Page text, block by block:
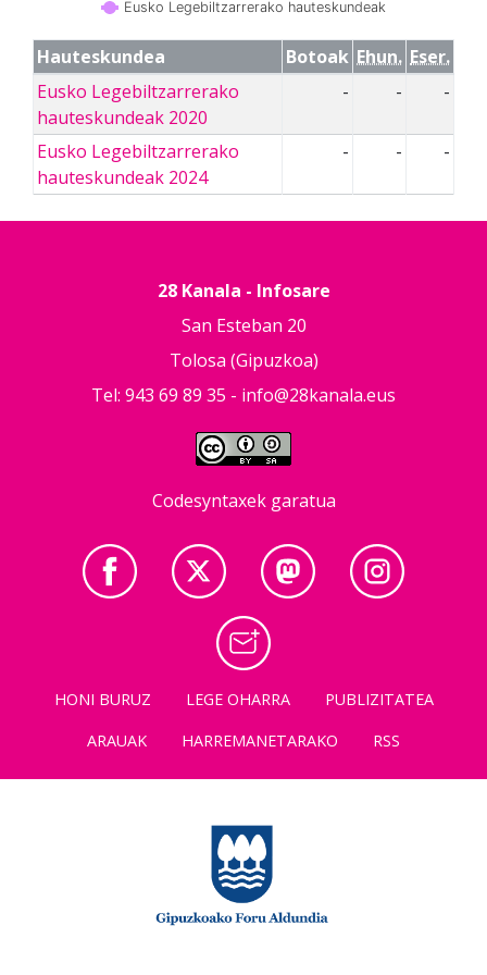
Eusko Legebiltzarrerako hauteskundeak
Hauteskundea Botoak Ehun. Eser.
Eusko Legebiltzarrerako
hauteskundeak 2020
- - -
Eusko Legebiltzarrerako
hauteskundeak 2024
- - -
28 Kanala - Infosare
San Esteban 20
Tolosa (Gipuzkoa)
Tel: 943 69 89 35 - info@28kanala.eus
Codesyntaxek garatua
HONI BURUZ LEGE OHARRA
PUBLIZITATEA
ARAUAK
HARREMANETARAKO RSS